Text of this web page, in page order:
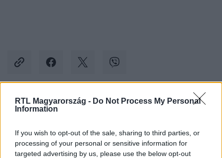
RTL Magyarország - Do Not Process My Personal
Information
If you wish to opt-out of the sale, sharing to third parties, or
processing of your personal or sensitive information for
targeted advertising by us, please use the below opt-out
Kövess minket, és értesülj a friss hírekről a
Követem